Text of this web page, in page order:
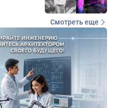
Смотреть еще